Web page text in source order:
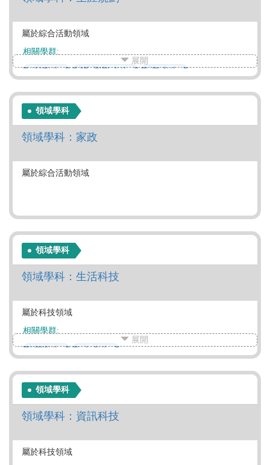
屬於綜合活動領域
相關學群:
藝術學群 社會心理學群
外語學群
展開
領域學科
領域學科：家政
屬於綜合活動領域
領域學科
領域學科：生活科技
屬於科技領域
相關學群:
資訊學群 教育學群
展開
領域學科
領域學科：資訊科技
屬於科技領域